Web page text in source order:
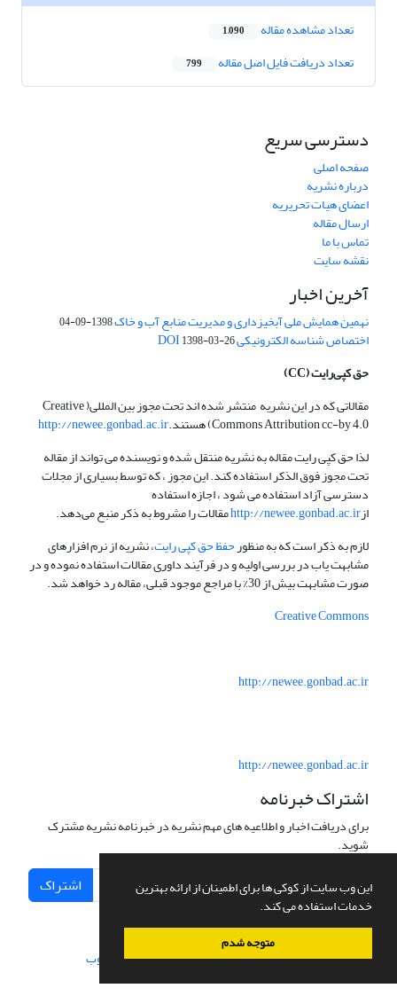
این وب سایت از کوکی ها برای اطمینان از ارائه بهترین
خدمات استفاده می کند.
متوجه شدم
تعداد مشاهده مقاله 1,090
تعداد دریافت فایل اصل مقاله 799
دسترسی سریع
صفحه اصلی
درباره نشریه
اعضای هیات تحریریه
ارسال مقاله
تماس با ما
نقشه سایت
آخرین اخبار
نهمین همایش ملی آبخیزداری و مدیریت منابع آب و خاک1398-09-04
اختصاص شناسه الکترونیکی DOI1398-03-26
حق کپی‌رایت(CC)
مقالاتی که در این نشریه منتشر شده اند تحت مجوز بین المللی( Creative
Commons Attribution cc-by 4.0) هستند.
http://newee.gonbad.ac.ir
لذا حق کپی رایت مقاله به نشریه منتقل شده و نویسنده می تواند از مقاله
تحت مجوز فوق الذکر استفاده کند. این مجوز ، که توسط بسیاری از مجلات
دسترسی آزاد استفاده می شود ، اجازه استفاده
ازhttp://newee.gonbad.ac.irمقالات را مشروط به ذکر منبع می‌دهد.
لازم به ذکر است که به منظورحفظ حق کپی رایت، نشریه از نرم افزارهای
مشابهت یاب در بررسی اولیه و در فرآیند داوری مقالات استفاده نموده و در
صورت مشابهت بیش از 30% با مراجع موجود قبلی، مقاله رد خواهد شد.
Creative Commons
http://newee.gonbad.ac.ir
http://newee.gonbad.ac.ir
اشتراک خبرنامه
برای دریافت اخبار و اطلاعیه های مهم نشریه در خبرنامه نشریه مشترک
شوید.
اشتراک
سامانه مدیریت نشریات علمی.طراحی و پیاده سازی از سیناوب